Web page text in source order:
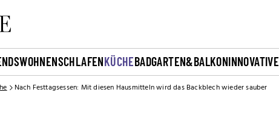
WOHNENSCHLAFENKÜCHEBADGARTEN&BALKON
Nach Festtagsessen: Mit diesen Hausmitteln wird das Backblech wieder sauber